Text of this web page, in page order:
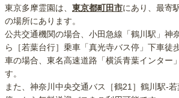
東京多摩霊園は、 東京都町田市にあり 、最寄
の場所にあり ます。
公共交通機関の場合、小田急線「鶴川駅」神
ら［若葉台行］乗車「真光寺バス停」下車徒
車の場合、東名高速道路「横浜青葉インター
す。
また、 神奈川中央交通バス［鶴21］鶴川駅-